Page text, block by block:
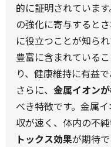
的に証明されています
の強化に寄与すると
に役立つことが知ら
豊富に含まれている
り、健康維持に有益
さらに、金属イオン
べき特徴です。金属
収が速く、体内の不
トックス効果が期待